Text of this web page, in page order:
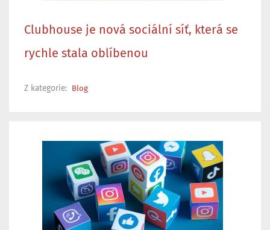
Clubhouse je nová sociální síť, která se
rychle stala oblíbenou
Z kategorie: Blog